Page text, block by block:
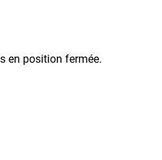
en position fermée.